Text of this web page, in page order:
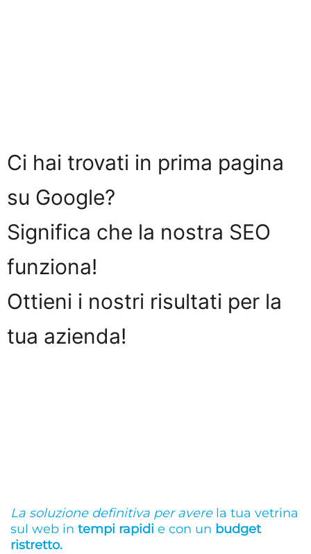
Ci hai trovati in prima pagina
su Google?
Significa che la nostra SEO
funziona!
Ottieni i nostri risultati per la
tua azienda!
La soluzione definitiva per avere la tua vetrina
sul web in tempi rapidi e con un budget
ristretto.